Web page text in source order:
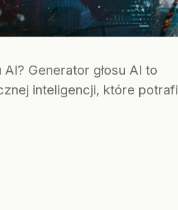
Generator głosu AI to
inteligencji, które potrafi